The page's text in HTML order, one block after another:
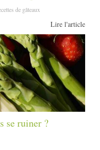
de gâteaux
Lire l'article
se ruiner ?